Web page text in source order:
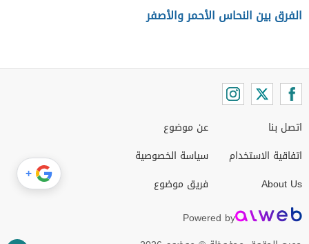
الفرق بين النحاس الأحمر والأصفر
اتصل بنا
اتفاقية الاستخدام
About Us
عن موضوع
سياسة الخصوصية
فريق موضوع
Powered by
+